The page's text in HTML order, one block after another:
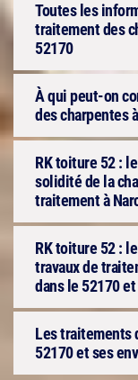
Toutes les
traitement des
52170
À qui peut-on
des charpentes
RK toiture 52 :
solidité de la
traitement à
RK toiture 52 :
travaux de
dans le 52170
Les traitements
52170 et ses